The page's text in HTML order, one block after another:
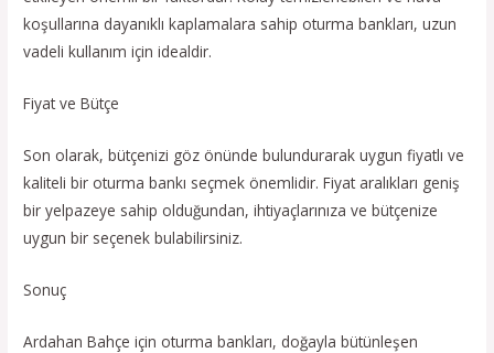
koşullarına dayanıklı kaplamalara sahip oturma bankları, uzun
vadeli kullanım için idealdir.
Fiyat ve Bütçe
Son olarak, bütçenizi göz önünde bulundurarak uygun fiyatlı ve
kaliteli bir oturma bankı seçmek önemlidir. Fiyat aralıkları geniş
bir yelpazeye sahip olduğundan, ihtiyaçlarınıza ve bütçenize
uygun bir seçenek bulabilirsiniz.
Sonuç
Ardahan Bahçe için oturma bankları, doğayla bütünleşen